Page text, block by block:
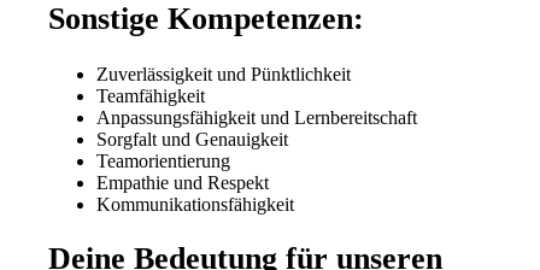
Sonstige Kompetenzen:
Zuverlässigkeit und Pünktlichkeit
Teamfähigkeit
Anpassungsfähigkeit und Lernbereitschaft
Sorgfalt und Genauigkeit
Teamorientierung
Empathie und Respekt
Kommunikationsfähigkeit
Deine Bedeutung für unseren